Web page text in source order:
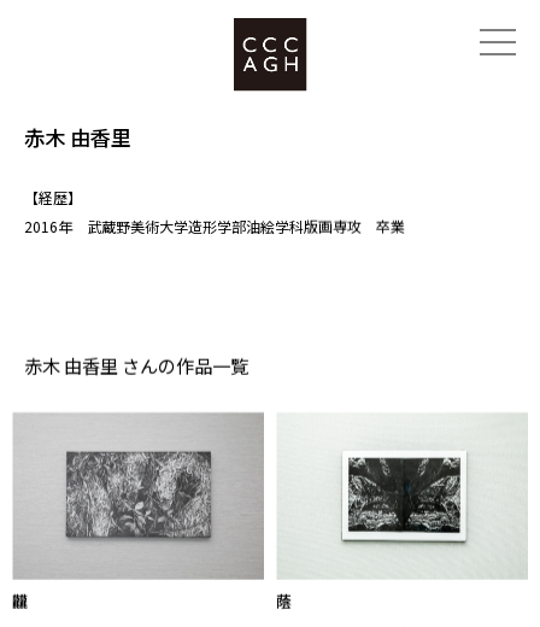
赤木 由香里
【経歴】
2016年 武蔵野美術大学造形学部油絵学科版画専攻 卒業
赤木 由香里 さんの作品一覧
龖 蔭